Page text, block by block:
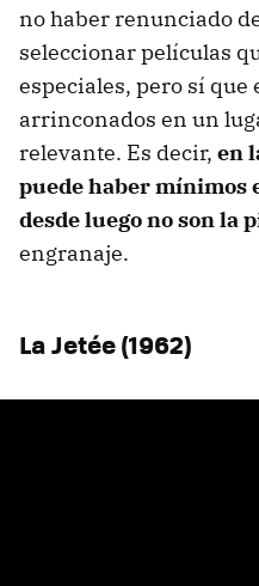
no haber renunciado
seleccionar películas
especiales, pero sí que
arrinconados en un
relevante. Es decir, en
puede haber mínimos
desde luego no son la
engranaje.
La Jetée (1962)